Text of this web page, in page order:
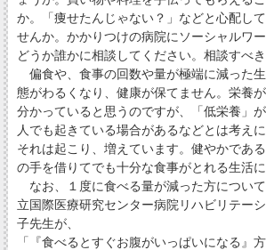
か。「痩せたんじゃない？」などと心配し
せんか。かかりつけの病院にソーシャルワー
どうか誰かに相談してください。相談すべき
偏食や、食事の回数や量が極端に減った
態がわるくなり、健康が保てません。栄養
分かっていると思うのですが、「低栄養」
人でも起きている場合があるなどとは考え
それは起こり、増えています。健やかであ
の手を借りてでも十分な食事がとれる生活に
なお、１度に食べる量が減った方につい
立国際医療研究センター病院リハビリテー
子先生が、
「『食べるとすぐお腹がいっぱいになる』